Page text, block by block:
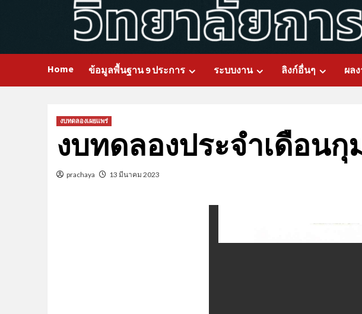
Home ข้อมูลพื้นฐาน 9 ประการ ระบบงาน ลิงก์อื่นๆ ผล
งบทดลองเผยแพร่
งบทดลองประจำเดือนกุ
prachaya 13 มีนาคม 2023